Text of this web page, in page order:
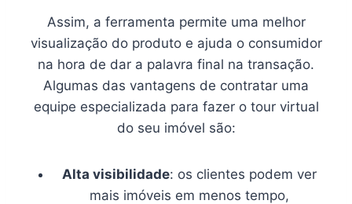
Assim, a ferramenta permite uma melhor
visualização do produto e ajuda o consumidor
na hora de dar a palavra final na transação.
Algumas das vantagens de contratar uma
equipe especializada para fazer o tour virtual
do seu imóvel são:
Alta visibilidade: os clientes podem ver
mais imóveis em menos tempo,